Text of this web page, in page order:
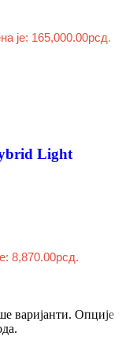
је: 165,000.00рсд.
Light
8,870.00рсд.
варијанти. Опције